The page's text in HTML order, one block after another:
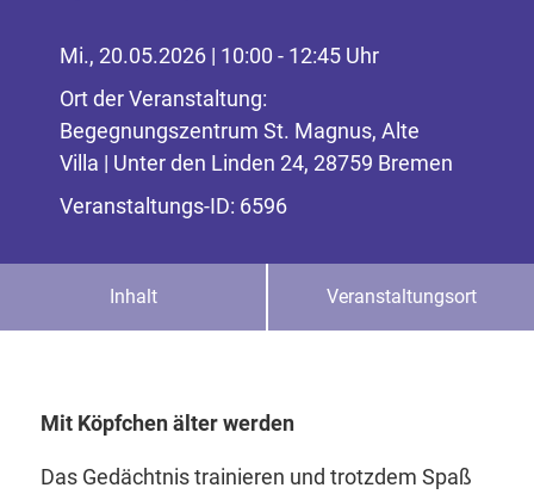
Mi., 20.05.2026 | 10:00 - 12:45 Uhr
Ort der Veranstaltung:
Begegnungszentrum St. Magnus, Alte
Villa | Unter den Linden 24, 28759 Bremen
Veranstaltungs-ID: 6596
Inhalt Veranstaltungsort
Mit Köpfchen älter werden
Das Gedächtnis trainieren und trotzdem Spaß